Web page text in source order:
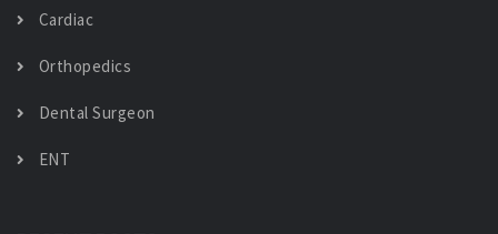
Cardiac
Orthopedics
Dental Surgeon
ENT